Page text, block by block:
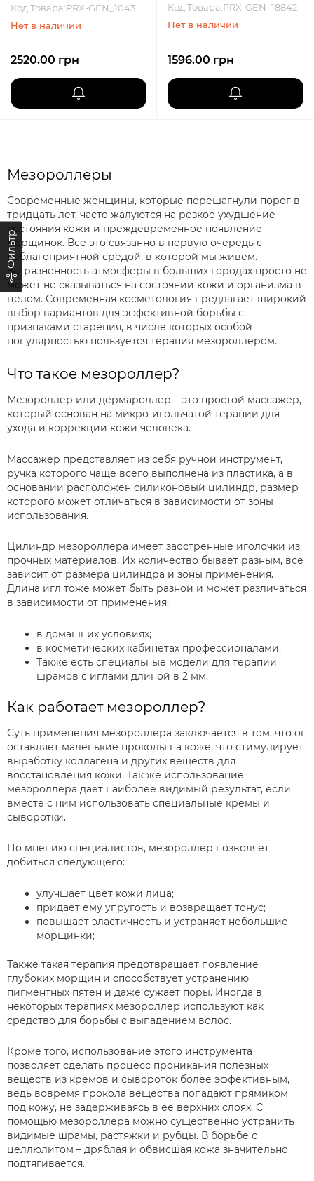
Фильтр
Код Товара:PRX-GEN_1043
Нет в наличии
2520.00 грн
Код Товара:PRX-GEN_18842
Нет в наличии
1596.00 грн
Мезороллеры
Современные женщины, которые перешагнули порог в
тридцать лет, часто жалуются на резкое ухудшение
состояния кожи и преждевременное появление
морщинок. Все это связанно в первую очередь с
неблагоприятной средой, в которой мы живем.
Загрязненность атмосферы в больших городах просто не
может не сказываться на состоянии кожи и организма в
целом. Современная косметология предлагает широкий
выбор вариантов для эффективной борьбы с
признаками старения, в числе которых особой
популярностью пользуется терапия мезороллером.
Что такое мезороллер?
Мезороллер или дермароллер – это простой массажер,
который основан на микро-игольчатой терапии для
ухода и коррекции кожи человека.
Массажер представляет из себя ручной инструмент,
ручка которого чаще всего выполнена из пластика, а в
основании расположен силиконовый цилиндр, размер
которого может отличаться в зависимости от зоны
использования.
Цилиндр мезороллера имеет заостренные иголочки из
прочных материалов. Их количество бывает разным, все
зависит от размера цилиндра и зоны применения.
Длина игл тоже может быть разной и может различаться
в зависимости от применения:
в домашних условиях;
в косметических кабинетах профессионалами.
Также есть специальные модели для терапии
шрамов с иглами длиной в 2 мм.
Как работает мезороллер?
Суть применения мезороллера заключается в том, что он
оставляет маленькие проколы на коже, что стимулирует
выработку коллагена и других веществ для
восстановления кожи. Так же использование
мезороллера дает наиболее видимый результат, если
вместе с ним использовать специальные кремы и
сыворотки.
По мнению специалистов, мезороллер позволяет
добиться следующего:
улучшает цвет кожи лица;
придает ему упругость и возвращает тонус;
повышает эластичность и устраняет небольшие
морщинки;
Также такая терапия предотвращает появление
глубоких морщин и способствует устранению
пигментных пятен и даже сужает поры. Иногда в
некоторых терапиях мезороллер используют как
средство для борьбы с выпадением волос.
Кроме того, использование этого инструмента
позволяет сделать процесс проникания полезных
веществ из кремов и сывороток более эффективным,
ведь вовремя прокола вещества попадают прямиком
под кожу, не задерживаясь в ее верхних слоях. С
помощью мезороллера можно существенно устранить
видимые шрамы, растяжки и рубцы. В борьбе с
целлюлитом – дряблая и обвисшая кожа значительно
подтягивается.